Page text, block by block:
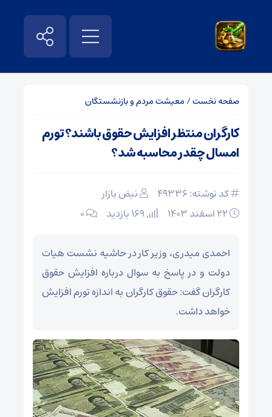
صفحه نخست/ معیشت مردم و بازنشستگان
کارگران منتظر افزایش حقوق باشند؟ تورم
امسال چقدر محاسبه شد؟
کد نوشته: 49336
نبض بازار
۰
احمدی میدری، وزیر کار در حاشیه نشست هیات
دولت و در پاسخ به سوال درباره افزایش حقوق
کارگران گفت: حقوق کارگران به اندازه تورم افزایش
خواهد داشت.